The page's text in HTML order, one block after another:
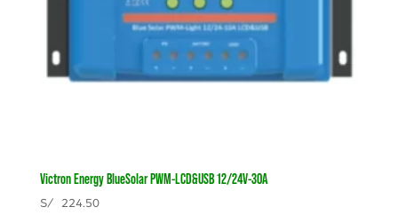
Victron Energy BlueSolar PWM-LCD&USB 12/24V-30A
S/224.50